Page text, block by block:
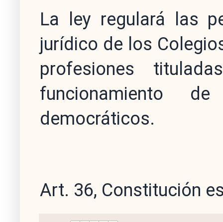
La ley regulará las
jurídico de los
profesiones
funcionamiento
democráticos.
Art. 36, Constitución